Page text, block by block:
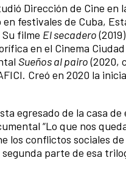
Dirección de Cine en
festivales de Cuba,
filme El secadero
en el Cinema
Sueños al pairo(2020,
Creó en 2020 la
egresado de la casa
“Lo que nos
los conflictos sociales
parte de esa